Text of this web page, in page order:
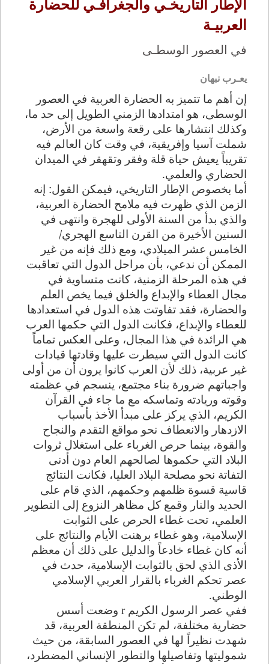
الإطار التاريخـي والجغرافـي للحضارة
العربيـة
في العصور الوسطـى
يعـرب نبهان
إن أهم ما تتميز به الحضارة العربية في العصور
الوسطى، هو امتدادها الزمني الطويل إلى حد ما،
وكذلك انتشارها على رقعة واسعة من الأرض،
شملت آسيا وإفريقية، في وقت كان العالم فيه
تقريباً يعيش حياة قلة وفقر وتقهقر في الميدان
الحضاري والعلمي.
أما بخصوص الإطار التاريخي، فيمكن القول: إنه
الزمن الذي ظهرت فيه ملامح الحضارة العربية،
والذي بدأ من السنة الأولى للهجرة وانتهى في
السنين الأخيرة من القرن التاسع الهجري/
الخامس عشر الميلادي، ومع ذلك فإنه من غير
الممكن أن ندعي، بأن مراحل الدول التي تعاقبت
في هذه المرحلة الزمنية، كانت متساوية في
مجال العطاء والإبداع والخلق فيما يخص العلم
والحضارة، فقد تفاوتت هذه الدول في استعدادها
للعطاء والإبداع، فكانت الدول التي حكمها العرب
هي الرائدة في هذا المجال، وعلى العكس تماماً
كانت الدول التي سيطرت عليها وقادتها قيادات
غير عربية، ذلك لأن العرب كانوا يرون أن من أولى
واجباتهم ضرورة بناء مجتمع، ينسجم في عظمته
وقوته وريادته وتماسكه مع ما جاء في القرآن
الكريم، الذي يركز على مبدأ الأخذ بأسباب
الازدهار والانعطاف نحو مواقع التقدم والنجاح
والقوة، بينما حرص الغرباء على استغلال ثروات
البلاد التي حكموها لصالحهم العام دون أدنى
التفاتة نحو مصلحة البلاد العليا، فكانت النتائج
قاسية قسوة ظلمهم وحكمهم، الذي قام على
الحديد والنار وقمع كل مظاهر النزوع إلى التطوير
العلمي، تحت غطاء الحرص على الثوابت
الإسلامية، وهو غطاء برهنت الأيام والنتائج على
أنه كان غطاء خادعاً والدليل على ذلك أن معظم
الأذى الذي لحق بالثوابت الإسلامية، حدث في
عصر تحكم الغرباء بالقرار العربي الإسلامي
الوطني.
ففي عصر الرسول الكريمr وضعت أسس
حضارية مختلفة، لم تكن المنطقة العربية، قد
شهدت نظيراً لها في العصور السابقة، من حيث
شموليتها وتفاصيلها والتطور الإنساني المضطرد،